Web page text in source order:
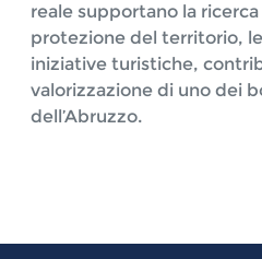
reale supportano la
protezione del territorio,
iniziative turistiche,
valorizzazione di uno dei
dell’Abruzzo.